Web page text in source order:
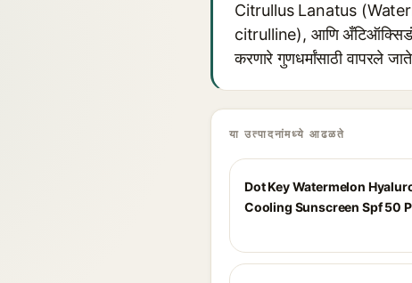
Citrullus Lanatus
citrulline), आणि
करणारे गुणधर्मांसाठी वापरले
या उत्पादनांमध्ये आढळते
Dot Key Watermelon
Cooling Sunscreen Spf 50